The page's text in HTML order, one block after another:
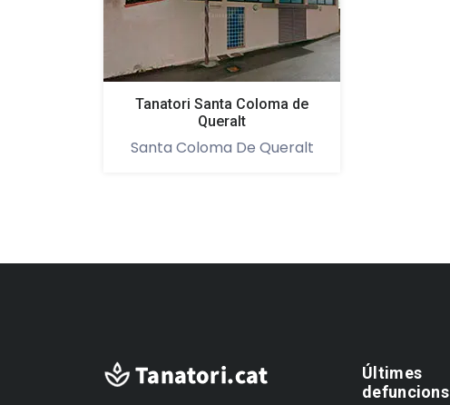
Tanatori Santa Coloma de
Queralt
Santa Coloma De Queralt
Últimes
defuncions